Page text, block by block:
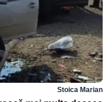
Stoica Marian